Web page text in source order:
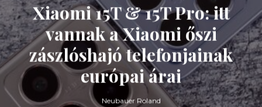
Xiaomi 15T & 15T Pro: itt
vannak a Xiaomi őszi
zászlóshajó telefonjainak
európai árai
Neubauer Roland